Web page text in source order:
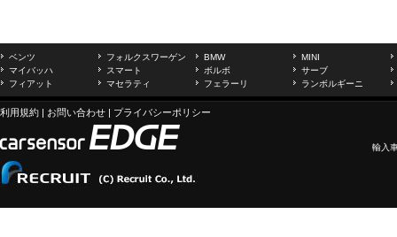
ベンツ フォルクスワーゲン BMW
MINI
マイバッハ
スマート ボルボ
サーブ
フィアット
マセラティ フェラーリ ランボルギーニ
利用規約 | お問い合わせ | プライバシーポリシー
輸入